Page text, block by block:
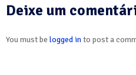
Deixe um
You must be logged into post a